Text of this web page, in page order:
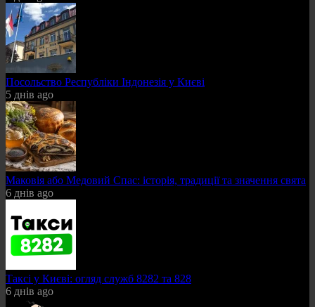
Посольство Республіки Індонезія у Києві
5 днів ago
Маковія або Медовий Спас: історія, традиції та значення свята
6 днів ago
Таксі у Києві: огляд служб 8282 та 828
6 днів ago